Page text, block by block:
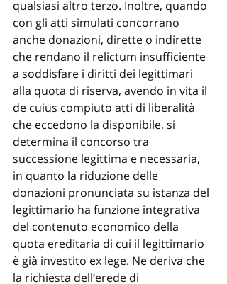
qualsiasi altro terzo. Inoltre, quando
con gli atti simulati concorrano
anche donazioni, dirette o indirette
che rendano il relictum insufficiente
a soddisfare i diritti dei legittimari
alla quota di riserva, avendo in vita il
de cuius compiuto atti di liberalità
che eccedono la disponibile, si
determina il concorso tra
successione legittima e necessaria,
in quanto la riduzione delle
donazioni pronunciata su istanza del
legittimario ha funzione integrativa
del contenuto economico della
quota ereditaria di cui il legittimario
è già investito ex lege. Ne deriva che
la richiesta dell’erede di